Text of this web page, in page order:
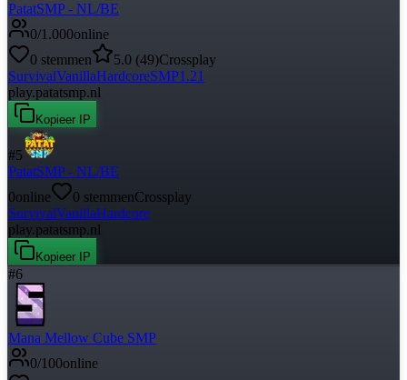
PatatSMP - NL/BE
0/1.000online
0 stemmen 5.0 (49)Crossplay
SurvivalVanillaHardcoreSMP1.21
play.patatsmp.nl
Kopieer IP
#5
PatatSMP - NL/BE
0online 0 stemmenCrossplay
SurvivalVanillaHardcore
play.patatsmp.nl
Kopieer IP
#6
Mana Mellow Cube SMP
0/100online